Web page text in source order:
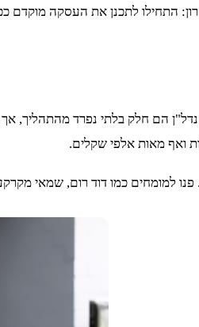
התחילו לתכנן את העסקה מוקדם
הם חלק בלתי נפרד מהתהליך, אך
ואף מאות אלפי שקלים.
למומחים כמו דוד רום, שמאי